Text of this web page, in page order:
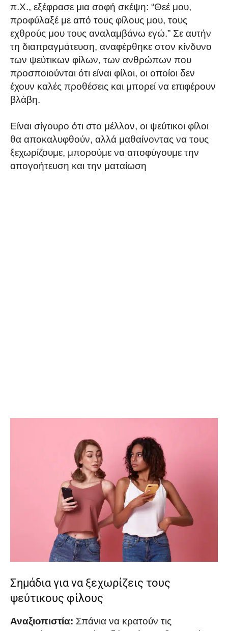
π.Χ., εξέφρασε μια σοφή σκέψη: “Θεέ μου,
προφύλαξέ με από τους φίλους μου, τους
εχθρούς μου τους αναλαμβάνω εγώ.” Σε αυτήν
τη διαπραγμάτευση, αναφέρθηκε στον κίνδυνο
των ψεύτικων φίλων, των ανθρώπων που
προσποιούνται ότι είναι φίλοι, οι οποίοι δεν
έχουν καλές προθέσεις και μπορεί να επιφέρουν
βλάβη.
Είναι σίγουρο ότι στο μέλλον, οι ψεύτικοι φίλοι
θα αποκαλυφθούν, αλλά μαθαίνοντας να τους
ξεχωρίζουμε, μπορούμε να αποφύγουμε την
απογοήτευση και την ματαίωση
Σημάδια για να ξεχωρίζεις τους
ψεύτικους φίλους
Αναξιοπιστία: Σπάνια να κρατούν τις